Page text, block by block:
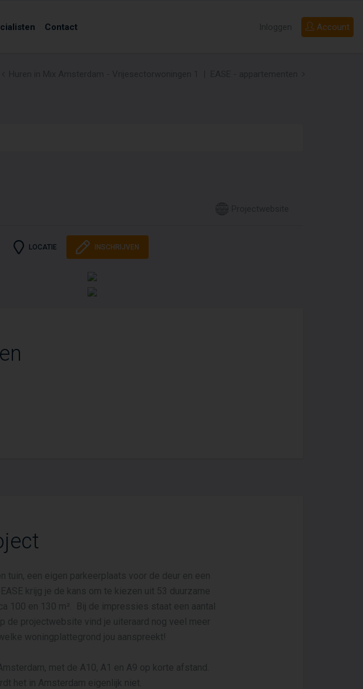
Contact Account
Inloggen
LOCATIE INSCHRIJVEN
tuin, een eigen parkeerplaats voor de deur en een
krijg je de kans om te kiezen uit 53 duurzame
100 en 130 m². Bij de impressies staat een aantal
de projectwebsite vind je uiteraard nog veel meer
woningplattegrond jou aanspreekt!
met de A10, A1 en A9 op korte afstand.
het in Amsterdam eigenlijk niet.